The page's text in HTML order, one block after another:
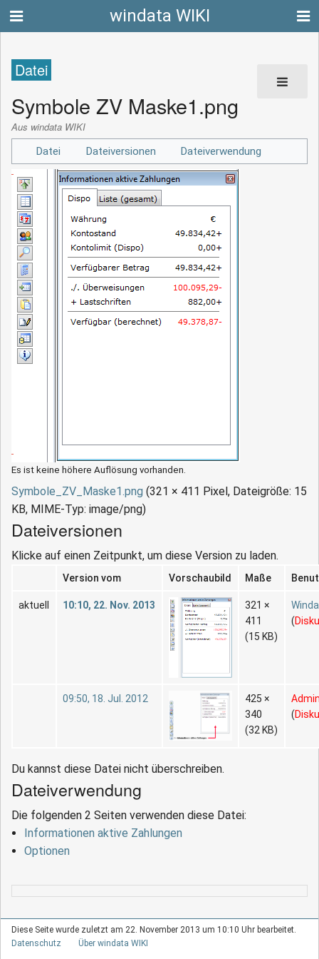
windata WIKI
Datei
Symbole ZV Maske1.png
Aus windata WIKI
Datei Dateiversionen Dateiverwendung
Es ist keine höhere Auflösung vorhanden.
Symbole_ZV_Maske1.png (321 × 411 Pixel, Dateigröße: 15
KB, MIME-Typ: image/png)
Dateiversionen
Klicke auf einen Zeitpunkt, um diese Version zu laden.
Version vom Vorschaubild Maße
aktuell 10:10, 22. Nov. 2013
321 ×
411
(15 KB)
(
09:50, 18. Jul. 2012
425 ×
340
(32 KB)
(
Du kannst diese Datei nicht überschreiben.
Dateiverwendung
Die folgenden 2 Seiten verwenden diese Datei:
Informationen aktive Zahlungen
Optionen
Diese Seite wurde zuletzt am 22. November 2013 um 10:10 Uhr bearbeitet.
Datenschutz
Über windata WIKI